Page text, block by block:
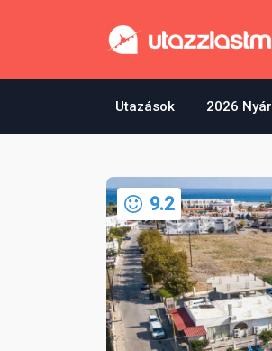
Utazások 2026 Nyár
9.2